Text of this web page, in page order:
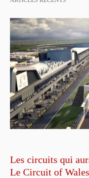
Les circuits qui
Le Circuit of Wales